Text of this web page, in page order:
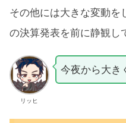
その他には大きな変動を
の決算発表を前に静観し
リッヒ
今夜から大き